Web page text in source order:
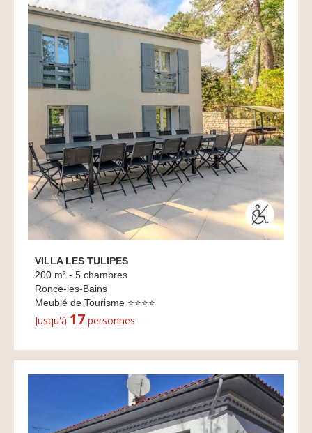
VILLA LES TULIPES
200 m² - 5 chambres
Ronce-les-Bains
Meublé de Tourisme ⭐⭐⭐⭐
Jusqu'à 17 personnes